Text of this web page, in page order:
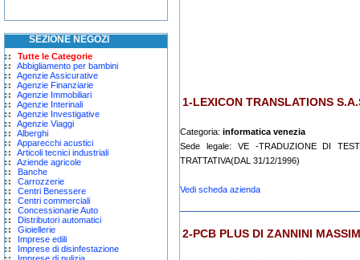
SEZIONE NEGOZI
Tutte le Categorie
Abbigliamento per bambini
Agenzie Assicurative
Agenzie Finanziarie
Agenzie Immobiliari
Agenzie Interinali
Agenzie Investigative
Agenzie Viaggi
Alberghi
Apparecchi acustici
Articoli tecnici industriali
Aziende agricole
Banche
Carrozzerie
Centri Benessere
Centri commerciali
Concessionarie Auto
Distributori automatici
Gioiellerie
Imprese edili
Imprese di disinfestazione
1-LEXICON TRANSLATIONS
Categoria: informatica venezia
Sede legale: VE -TRADUZIONE DI
TRATTATIVA(DAL 31/12/1996)
Vedi scheda azienda
2-PCB PLUS DI ZANNINI